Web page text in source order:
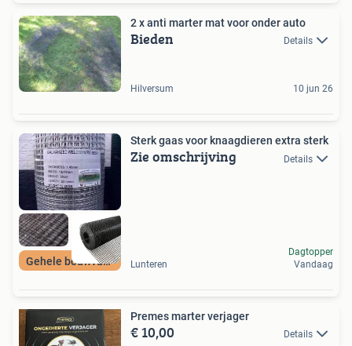
2 x anti marter mat voor onder auto
Bieden Details
Hilversum 10 jun 26
Gehele bouwvak los
Sterk gaas voor knaagdieren extra sterk
Zie omschrijving Details
Lunteren
Dagtopper
Vandaag
Premes marter verjager
€ 10,00 Details